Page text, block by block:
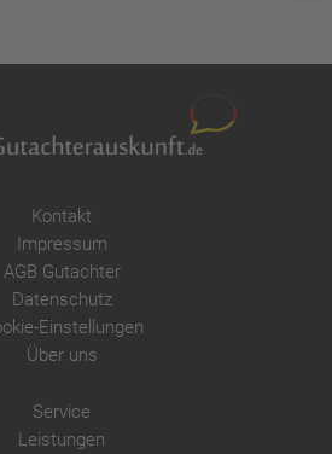
Kontakt
Impressum
AGB Gutachter
Datenschutz
Einstellungen
Über uns
Service
Leistungen